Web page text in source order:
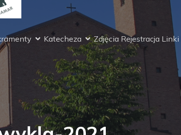
Katecheza Zdjęcia Rejestracja Linki